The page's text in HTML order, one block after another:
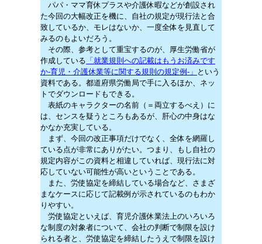
パパ・ママ育休プラスや介護休暇などが創設され
た今回の大幅改正を機に、自社の規定が現行法と合
致しているか、モレはないか、一度全体を見直して
みるのもよいだろう。
その際、参考として重宝するのが、厚生労働省が
作成している 「就業規則への記載はもうお済みです
か-育児・介護休業等に関する規則の規定例-」 という
資料である。都道府県労働局で手に入るほか、ネッ
トでダウンロードもできる。
表紙のキャラクターの名前（＝両立するべえ）に
は、センスを疑うところもあるが、肝心の中身はな
かなか充実している。
まず、今回の改正事項だけでなく、全体を網羅し
ている点が非常にありがたい。つまり、もし自社の
規定内容がこの資料と相違していれば、現行法に対
応していない可能性が高いということである。
また、労使協定を締結している場合など、さまざ
まなケースに応じて記載例が示されているのもわか
りやすい。
労使協定といえば、育児介護休業法上のいろいろ
な制度の対象者について、会社の判断で制限を設け
られる者と、労使協定を締結したうえで制限を設け